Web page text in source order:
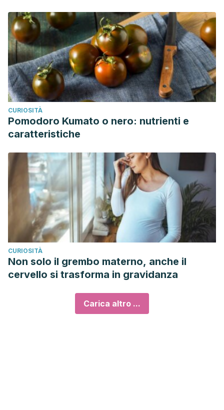
CURIOSITÀ
Pomodoro Kumato o nero: nutrienti e
caratteristiche
CURIOSITÀ
Non solo il grembo materno, anche il
cervello si trasforma in gravidanza
Carica altro ...